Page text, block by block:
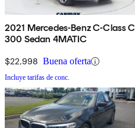
2021 Mercedes-Benz C-Class C
300 Sedan 4MATIC
$22,998 Buena oferta
Incluye tarifas de conc.